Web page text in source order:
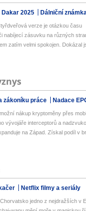
Dakar 2025 Dálniční
verze je otázkou času
nabíjecí zásuvku na různých
zatím velmi spokojen. Dokázal
zákoníku práce Nadace
nákup kryptoměny přes
vývojáře interceptorů a
na Západ. Získal podíl v
Netflix filmy a seriály
jedno z nejdražších v